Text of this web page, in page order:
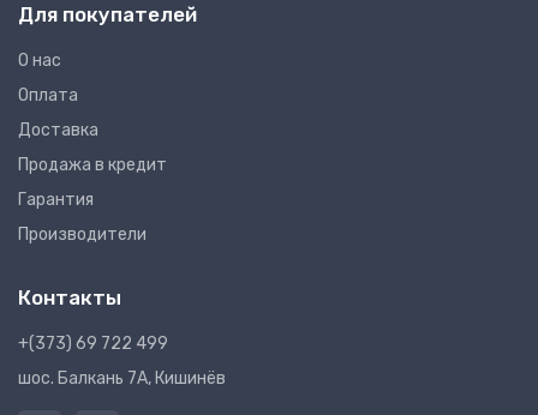
Для покупателей
О нас
Оплата
Доставка
Продажа в кредит
Гарантия
Производители
Контакты
+(373) 69 722 499
шос. Балкань 7A, Кишинёв